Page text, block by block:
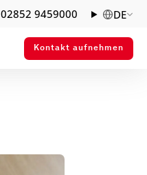
02852 9459000 DE
Kontakt aufnehmen